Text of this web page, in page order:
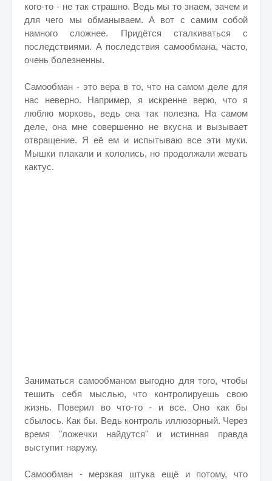
кого-то - не так страшно. Ведь мы то знаем, зачем и
для чего мы обманываем. А вот с самим собой
намного сложнее. Придётся сталкиваться с
последствиями. А последствия самообмана, часто,
очень болезненны.
Самообман - это вера в то, что на самом деле для
нас неверно. Например, я искренне верю, что я
люблю морковь, ведь она так полезна. На самом
деле, она мне совершенно не вкусна и вызывает
отвращение. Я её ем и испытываю все эти муки.
Мышки плакали и кололись, но продолжали жевать
кактус.
Заниматься самообманом выгодно для того, чтобы
тешить себя мыслью, что контролируешь свою
жизнь. Поверил во что-то - и все. Оно как бы
сбылось. Как бы. Ведь контроль иллюзорный. Через
время "ложечки найдутся" и истинная правда
выступит наружу.
Самообман - мерзкая штука ещё и потому, что